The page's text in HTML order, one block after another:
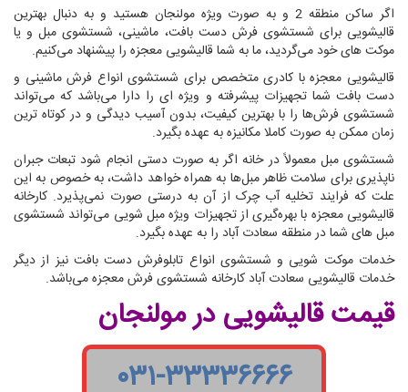
اگر ساکن منطقه 2 و به صورت ویژه مولنجان هستید و به دنبال بهترین
قالیشویی برای شستشوی فرش دست بافت، ماشینی، شستشوی مبل و یا
موکت های خود می‌گردید، ما به شما قالیشویی معجزه را پیشنهاد می‌کنیم.
قالیشویی معجزه با کادری متخصص برای شستشوی انواع فرش ماشینی و
دست بافت شما تجهیزات پیشرفته و ویژه ای را دارا می‌باشد که می‌تواند
شستشوی فرش‌ها را با بهترین کیفیت، بدون آسیب دیدگی و در کوتاه ترین
زمان ممکن به صورت کاملا مکانیزه به عهده بگیرد.
شستشوی مبل معمولاً در خانه اگر به صورت دستی انجام شود تبعات جبران
ناپذیری برای سلامت ظاهر مبل‌ها به همراه خواهد داشت، به خصوص به این
علت که فرایند تخلیه آب چرک از آن به درستی صورت نمی‌پذیرد. کارخانه
قالیشویی معجزه با بهره‌گیری از تجهیزات ویژه مبل شویی می‌تواند شستشوی
مبل های شما در منطقه سعادت آباد را به عهده بگیرد.
خدمات موکت شویی و شستشوی انواع تابلوفرش دست بافت نیز از دیگر
خدمات قالیشویی سعادت آباد کارخانه شستشوی فرش معجزه می‌باشد.
قیمت قالیشویی در مولنجان
۰۳۱-۳۳۳۳۶۶۶۶